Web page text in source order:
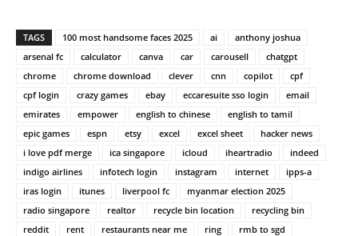
TAGS 100 most handsome faces 2025 ai
anthony joshua
arsenal fc
calculator canva car carousell
chatgpt
chrome
chrome download clever cnn copilot
cpf
cpf login
crazy games ebay eccaresuite sso login
email
emirates
empower english to chinese
english to tamil
epic games
espn etsy excel excel sheet
hacker news
i love pdf merge
ica singapore icloud iheartradio
indeed
indigo airlines
infotech login instagram internet
ipps-a
iras login
itunes liverpool fc
myanmar election 2025
radio singapore
realtor recycle bin location
recycling bin
reddit
rent restaurants near me ring
rmb to sgd